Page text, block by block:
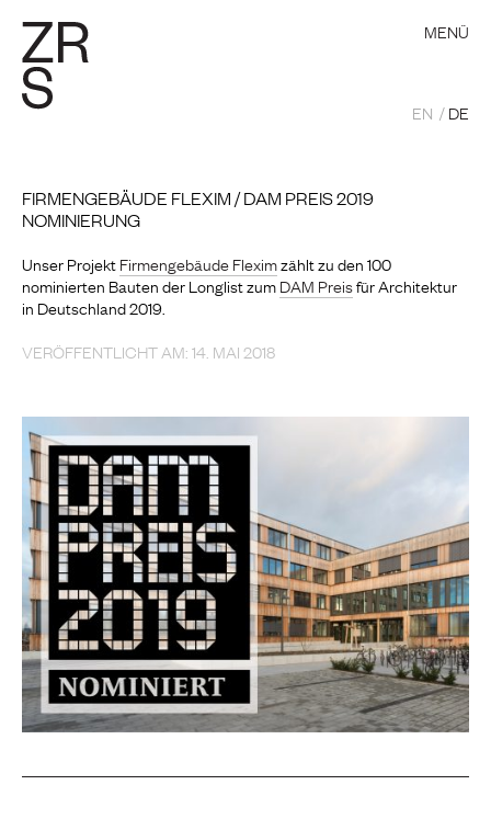
MENÜ
EN DE
FIRMENGEBÄUDE FLEXIM / DAM PREIS 2019
NOMINIERUNG
Unser ProjektFirmengebäude Fleximzählt zu den 100
nominierten Bauten der Longlist zumDAM Preisfür Architektur
in Deutschland 2019.
VERÖFFENTLICHT AM: 14. MAI 2018